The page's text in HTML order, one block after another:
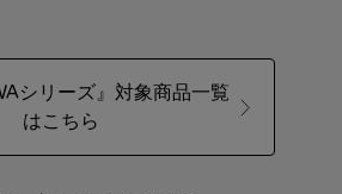
シリーズ』対象商品一覧
はこちら